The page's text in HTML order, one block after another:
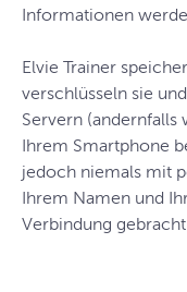
Informationen
Elvie Trainer
verschlüsseln sie
Servern (andernfalls
Ihrem Smartphone
jedoch niemals mit
Ihrem Namen und
Verbindung